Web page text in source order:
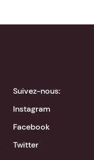
Suivez-nous:
Instagram
Facebook
Twitter